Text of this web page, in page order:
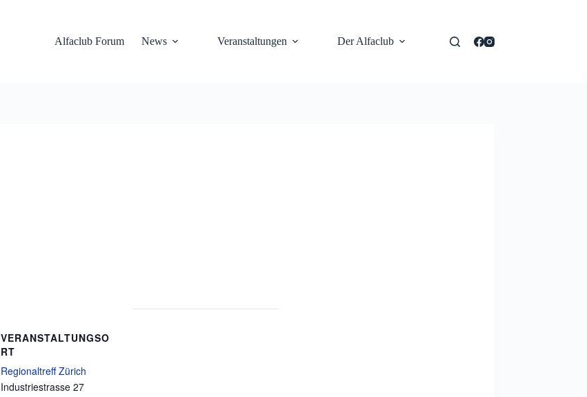
Alfaclub Forum
News Veranstaltungen Der Alfaclub
VERANSTALTUNGSO
RT
Regionaltreff Zürich
Industriestrasse 27